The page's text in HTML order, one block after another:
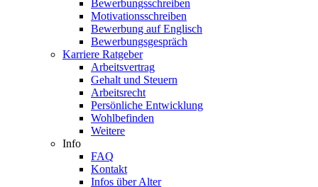
Bewerbungsschreiben
Motivationsschreiben
Bewerbung auf Englisch
Bewerbungsgespräch
Karriere Ratgeber
Arbeitsvertrag
Gehalt und Steuern
Arbeitsrecht
Persönliche Entwicklung
Wohlbefinden
Weitere
Info
FAQ
Kontakt
Infos über Alter